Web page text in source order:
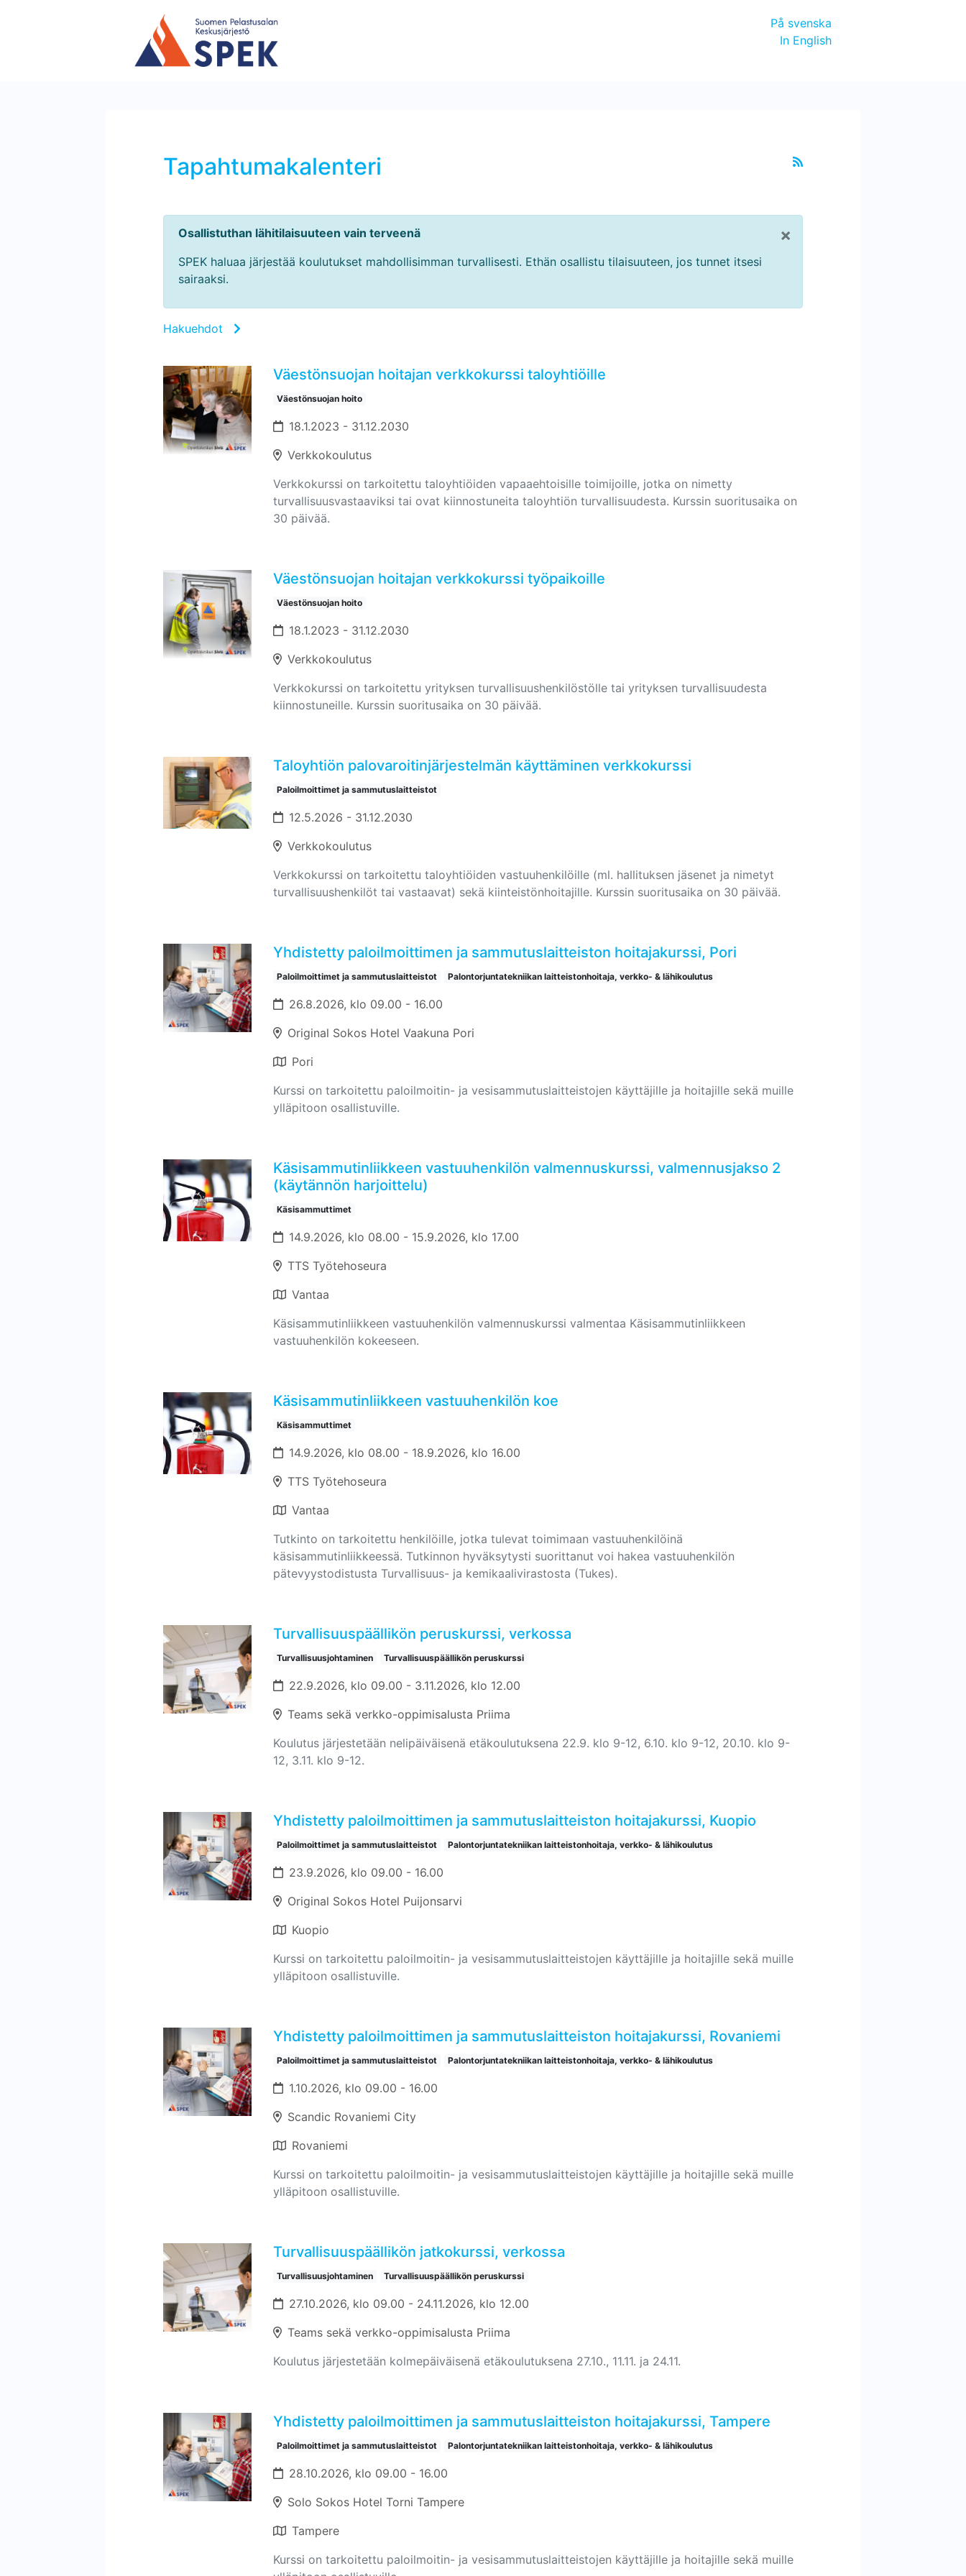
På svenska
In English
Tapahtumakalenteri
Osallistuthan lähitilaisuuteen vain terveenä
SPEK haluaa järjestää koulutukset mahdollisimman turvallisesti. Ethän osallistu tilaisuuteen, jos tunnet itsesi
sairaaksi.
×
Hakuehdot
Väestönsuojan hoitajan verkkokurssi taloyhtiöille
Väestönsuojan hoito
18.1.2023 - 31.12.2030
Verkkokoulutus
Verkkokurssi on tarkoitettu taloyhtiöiden vapaaehtoisille toimijoille, jotka on nimetty
turvallisuusvastaaviksi tai ovat kiinnostuneita taloyhtiön turvallisuudesta. Kurssin suoritusaika on
30 päivää.
Väestönsuojan hoitajan verkkokurssi työpaikoille
Väestönsuojan hoito
18.1.2023 - 31.12.2030
Verkkokoulutus
Verkkokurssi on tarkoitettu yrityksen turvallisuushenkilöstölle tai yrityksen turvallisuudesta
kiinnostuneille. Kurssin suoritusaika on 30 päivää.
Taloyhtiön palovaroitinjärjestelmän käyttäminen verkkokurssi
Paloilmoittimet ja sammutuslaitteistot
12.5.2026 - 31.12.2030
Verkkokoulutus
Verkkokurssi on tarkoitettu taloyhtiöiden vastuuhenkilöille (ml. hallituksen jäsenet ja nimetyt
turvallisuushenkilöt tai vastaavat) sekä kiinteistönhoitajille. Kurssin suoritusaika on 30 päivää.
Yhdistetty paloilmoittimen ja sammutuslaitteiston hoitajakurssi, Pori
Paloilmoittimet ja sammutuslaitteistot Palontorjuntatekniikan laitteistonhoitaja, verkko- & lähikoulutus
26.8.2026, klo 09.00 - 16.00
Original Sokos Hotel Vaakuna Pori
Pori
Kurssi on tarkoitettu paloilmoitin- ja vesisammutuslaitteistojen käyttäjille ja hoitajille sekä muille
ylläpitoon osallistuville.
Käsisammutinliikkeen vastuuhenkilön valmennuskurssi, valmennusjakso 2
(käytännön harjoittelu)
Käsisammuttimet
14.9.2026, klo 08.00 - 15.9.2026, klo 17.00
TTS Työtehoseura
Vantaa
Käsisammutinliikkeen vastuuhenkilön valmennuskurssi valmentaa Käsisammutinliikkeen
vastuuhenkilön kokeeseen.
Käsisammutinliikkeen vastuuhenkilön koe
Käsisammuttimet
14.9.2026, klo 08.00 - 18.9.2026, klo 16.00
TTS Työtehoseura
Vantaa
Tutkinto on tarkoitettu henkilöille, jotka tulevat toimimaan vastuuhenkilöinä
käsisammutinliikkeessä. Tutkinnon hyväksytysti suorittanut voi hakea vastuuhenkilön
pätevyystodistusta Turvallisuus- ja kemikaalivirastosta (Tukes).
Turvallisuuspäällikön peruskurssi, verkossa
Turvallisuusjohtaminen Turvallisuuspäällikön peruskurssi
22.9.2026, klo 09.00 - 3.11.2026, klo 12.00
Teams sekä verkko-oppimisalusta Priima
Koulutus järjestetään nelipäiväisenä etäkoulutuksena 22.9. klo 9-12, 6.10. klo 9-12, 20.10. klo 9-
12, 3.11. klo 9-12.
Yhdistetty paloilmoittimen ja sammutuslaitteiston hoitajakurssi, Kuopio
Paloilmoittimet ja sammutuslaitteistot Palontorjuntatekniikan laitteistonhoitaja, verkko- & lähikoulutus
23.9.2026, klo 09.00 - 16.00
Original Sokos Hotel Puijonsarvi
Kuopio
Kurssi on tarkoitettu paloilmoitin- ja vesisammutuslaitteistojen käyttäjille ja hoitajille sekä muille
ylläpitoon osallistuville.
Yhdistetty paloilmoittimen ja sammutuslaitteiston hoitajakurssi, Rovaniemi
Paloilmoittimet ja sammutuslaitteistot Palontorjuntatekniikan laitteistonhoitaja, verkko- & lähikoulutus
1.10.2026, klo 09.00 - 16.00
Scandic Rovaniemi City
Rovaniemi
Kurssi on tarkoitettu paloilmoitin- ja vesisammutuslaitteistojen käyttäjille ja hoitajille sekä muille
ylläpitoon osallistuville.
Turvallisuuspäällikön jatkokurssi, verkossa
Turvallisuusjohtaminen Turvallisuuspäällikön peruskurssi
27.10.2026, klo 09.00 - 24.11.2026, klo 12.00
Teams sekä verkko-oppimisalusta Priima
Koulutus järjestetään kolmepäiväisenä etäkoulutuksena 27.10., 11.11. ja 24.11.
Yhdistetty paloilmoittimen ja sammutuslaitteiston hoitajakurssi, Tampere
Paloilmoittimet ja sammutuslaitteistot Palontorjuntatekniikan laitteistonhoitaja, verkko- & lähikoulutus
28.10.2026, klo 09.00 - 16.00
Solo Sokos Hotel Torni Tampere
Tampere
Kurssi on tarkoitettu paloilmoitin- ja vesisammutuslaitteistojen käyttäjille ja hoitajille sekä muille